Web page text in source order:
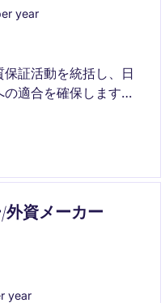
year
証活動を統括し、日
適合を確保します。
ーとの連携を担いま
資メーカー
year